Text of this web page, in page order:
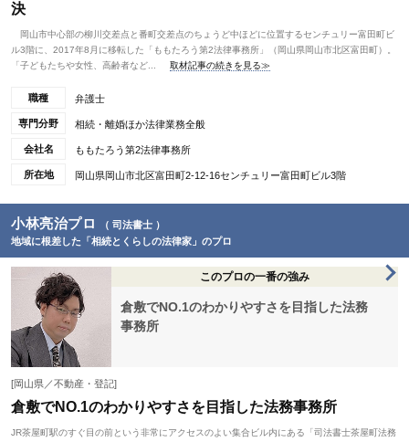
決
岡山市中心部の柳川交差点と番町交差点のちょうど中ほどに位置するセンチュリー富田町ビ
ル3階に、2017年8月に移転した「ももたろう第2法律事務所」（岡山県岡山市北区富田町）。
「子どもたちや女性、高齢者など...
取材記事の続きを見る≫
職種 弁護士
専門分野 相続・離婚ほか法律業務全般
会社名 ももたろう第2法律事務所
所在地 岡山県岡山市北区富田町2-12-16センチュリー富田町ビル3階
小林亮治プロ
（ 司法書士 ）
地域に根差した「相続とくらしの法律家」のプロ
このプロの一番の強み
倉敷でNO.1のわかりやすさを目指した法務
事務所
[岡山県／不動産・登記]
倉敷でNO.1のわかりやすさを目指した法務事務所
JR茶屋町駅のすぐ目の前という非常にアクセスのよい集合ビル内にある「司法書士茶屋町法務